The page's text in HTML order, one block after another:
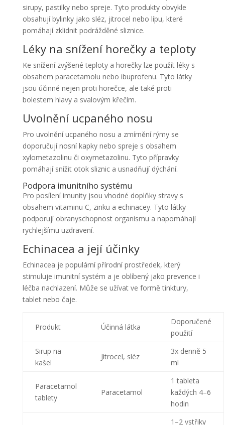
sirupy, pastilky nebo spreje. Tyto produkty obvykle
obsahují bylinky jako sléz, jitrocel nebo lípu, které
pomáhají zklidnit podrážděné sliznice.
Léky na snížení horečky a teploty
Ke snížení zvýšené teploty a horečky lze použít léky s
obsahem paracetamolu nebo ibuprofenu. Tyto látky
jsou účinné nejen proti horečce, ale také proti
bolestem hlavy a svalovým křečím.
Uvolnění ucpaného nosu
Pro uvolnění ucpaného nosu a zmírnění rýmy se
doporučují nosní kapky nebo spreje s obsahem
xylometazolinu či oxymetazolinu. Tyto přípravky
pomáhají snížit otok sliznic a usnadňují dýchání.
Podpora imunitního systému
Pro posílení imunity jsou vhodné doplňky stravy s
obsahem vitaminu C, zinku a echinacey. Tyto látky
podporují obranyschopnost organismu a napomáhají
rychlejšímu uzdravení.
Echinacea a její účinky
Echinacea je populární přírodní prostředek, který
stimuluje imunitní systém a je oblíbený jako prevence i
léčba nachlazení. Může se užívat ve formě tinktury,
tablet nebo čaje.
Produkt Účinná látka
Doporučené
použití
Sirup na
kašel
Jitrocel, sléz
3x denně 5
ml
Paracetamol
tablety
Paracetamol
1 tableta
každých 4–6
hodin
1–2 vstřiky